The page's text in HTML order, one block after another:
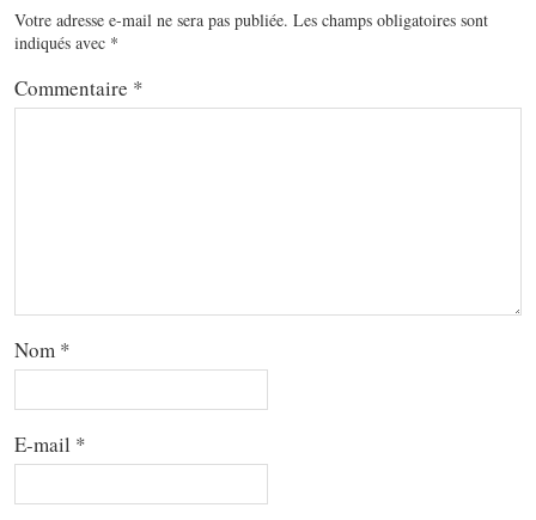
Votre adresse e-mail ne sera pas publiée. Les champs obligatoires sont
indiqués avec *
Commentaire *
Nom *
E-mail *